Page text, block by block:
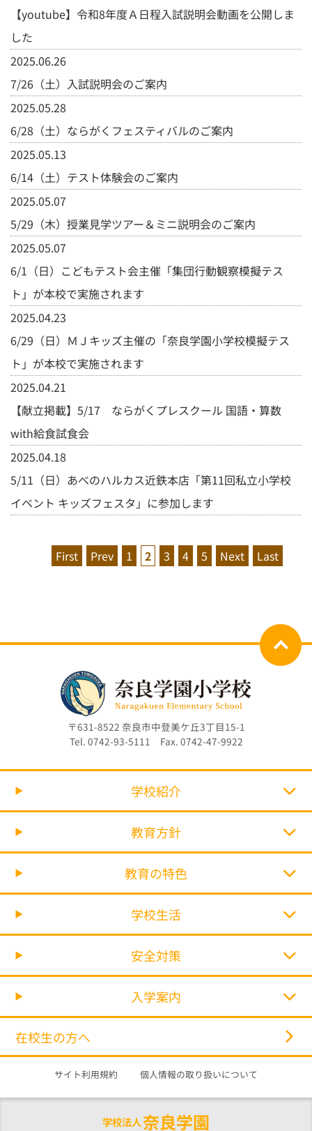
【youtube】令和8年度Ａ日程入試説明会動画を公開しま
した
2025.06.26
7/26（土）入試説明会のご案内
2025.05.28
6/28（土）ならがくフェスティバルのご案内
2025.05.13
6/14（土）テスト体験会のご案内
2025.05.07
5/29（木）授業見学ツアー＆ミニ説明会のご案内
2025.05.07
6/1（日）こどもテスト会主催「集団行動観察模擬テス
ト」が本校で実施されます
2025.04.23
6/29（日）ＭＪキッズ主催の「奈良学園小学校模擬テス
ト」が本校で実施されます
2025.04.21
【献立掲載】5/17 ならがくプレスクール 国語・算数
with給食試食会
2025.04.18
5/11（日）あべのハルカス近鉄本店「第11回私立小学校
イベント キッズフェスタ」に参加します
First Prev 1 2 3 4 5 Next Last
〒631-8522 奈良市中登美ケ丘3丁目15-1
Tel. 0742-93-5111 Fax. 0742-47-9922
学校紹介
教育方針
教育の特色
学校生活
安全対策
入学案内
在校生の方へ
サイト利用規約 個人情報の取り扱いについて
学校法人奈良学園